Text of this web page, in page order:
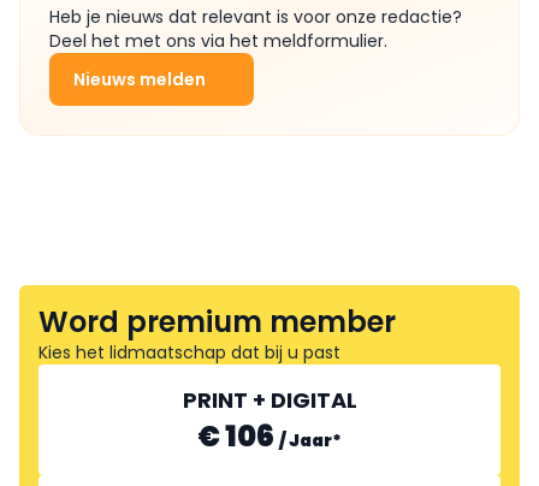
Heb je nieuws dat relevant is voor onze redactie?
Deel het met ons via het meldformulier.
Nieuws melden
Word premium member
Kies het lidmaatschap dat bij u past
PRINT + DIGITAL
€ 106 /Jaar*